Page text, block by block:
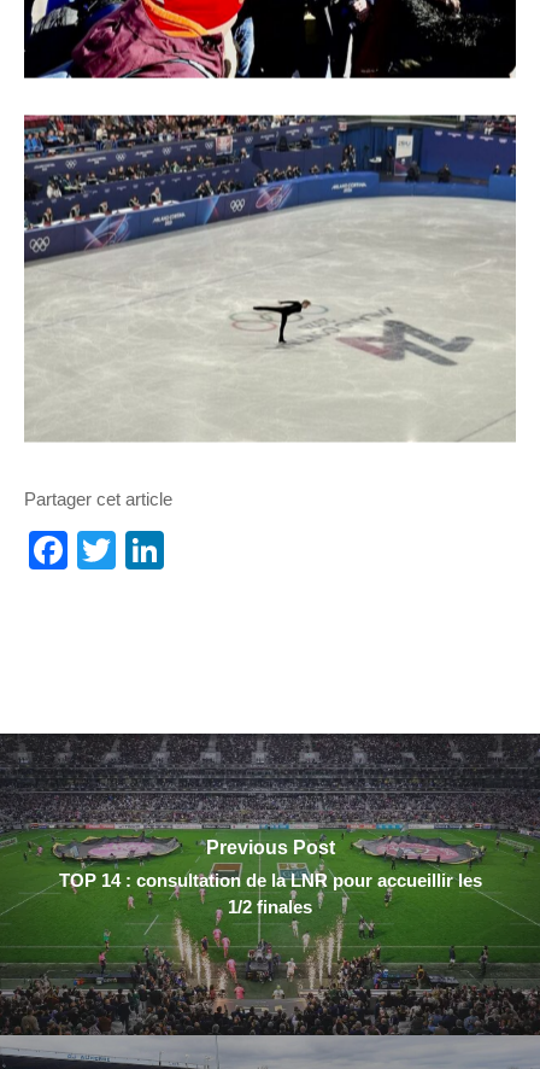
Partager cet article
Facebook
Twitter
Previous Post
TOP 14 : consultation de la LNR pour accueillir les
1/2 finales